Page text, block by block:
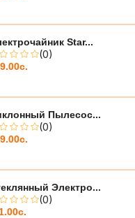
Star...
(0)
Пылесос...
(0)
Электро...
(0)